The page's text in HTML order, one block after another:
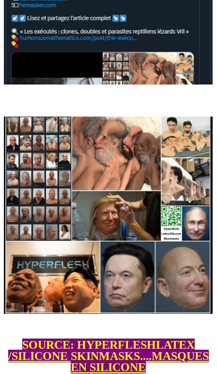
SOURCE: HYPERFLESHLATEX
/SILICONE SKINMASKS....MASQUES
EN SILICONE